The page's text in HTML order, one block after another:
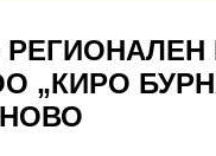
РЕГИОНАЛЕН
„КИРО